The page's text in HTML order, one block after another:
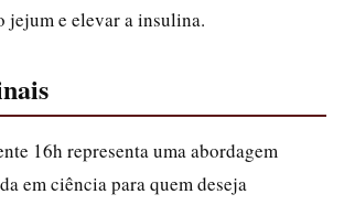
jejum e elevar a insulina.
16h representa uma abordagem
em ciência para quem deseja